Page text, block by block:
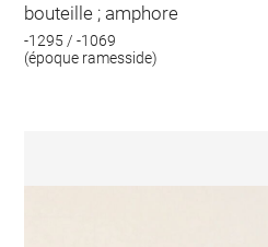
bouteille ; amphore
-1295 / -1069
(époque ramesside)